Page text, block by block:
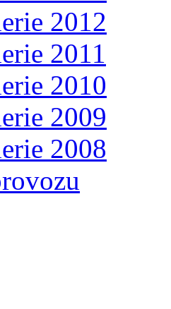
2012
2011
2010
2009
2008